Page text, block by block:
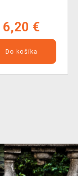
6,20 €
Do košíka